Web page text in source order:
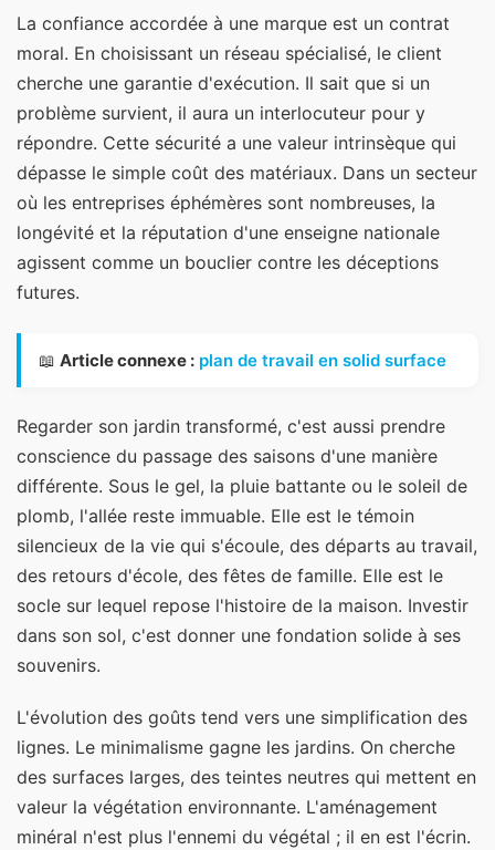
La confiance accordée à une marque est un contrat
moral. En choisissant un réseau spécialisé, le client
cherche une garantie d'exécution. Il sait que si un
problème survient, il aura un interlocuteur pour y
répondre. Cette sécurité a une valeur intrinsèque qui
dépasse le simple coût des matériaux. Dans un secteur
où les entreprises éphémères sont nombreuses, la
longévité et la réputation d'une enseigne nationale
agissent comme un bouclier contre les déceptions
futures.
📖 Article connexe : plan de travail en solid surface
Regarder son jardin transformé, c'est aussi prendre
conscience du passage des saisons d'une manière
différente. Sous le gel, la pluie battante ou le soleil de
plomb, l'allée reste immuable. Elle est le témoin
silencieux de la vie qui s'écoule, des départs au travail,
des retours d'école, des fêtes de famille. Elle est le
socle sur lequel repose l'histoire de la maison. Investir
dans son sol, c'est donner une fondation solide à ses
souvenirs.
L'évolution des goûts tend vers une simplification des
lignes. Le minimalisme gagne les jardins. On cherche
des surfaces larges, des teintes neutres qui mettent en
valeur la végétation environnante. L'aménagement
minéral n'est plus l'ennemi du végétal ; il en est l'écrin.